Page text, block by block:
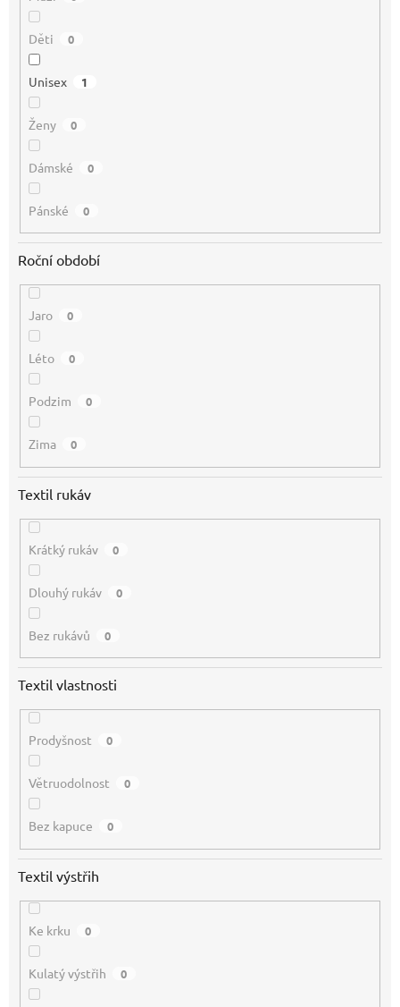
Děti 0
Unisex 1
Ženy 0
Dámské 0
Pánské 0
Roční období
Jaro 0
Léto 0
Podzim 0
Zima 0
Textil rukáv
Krátký rukáv 0
Dlouhý rukáv 0
Bez rukávů 0
Textil vlastnosti
Prodyšnost 0
Větruodolnost 0
Bez kapuce 0
Textil výstřih
Ke krku 0
Kulatý výstřih 0